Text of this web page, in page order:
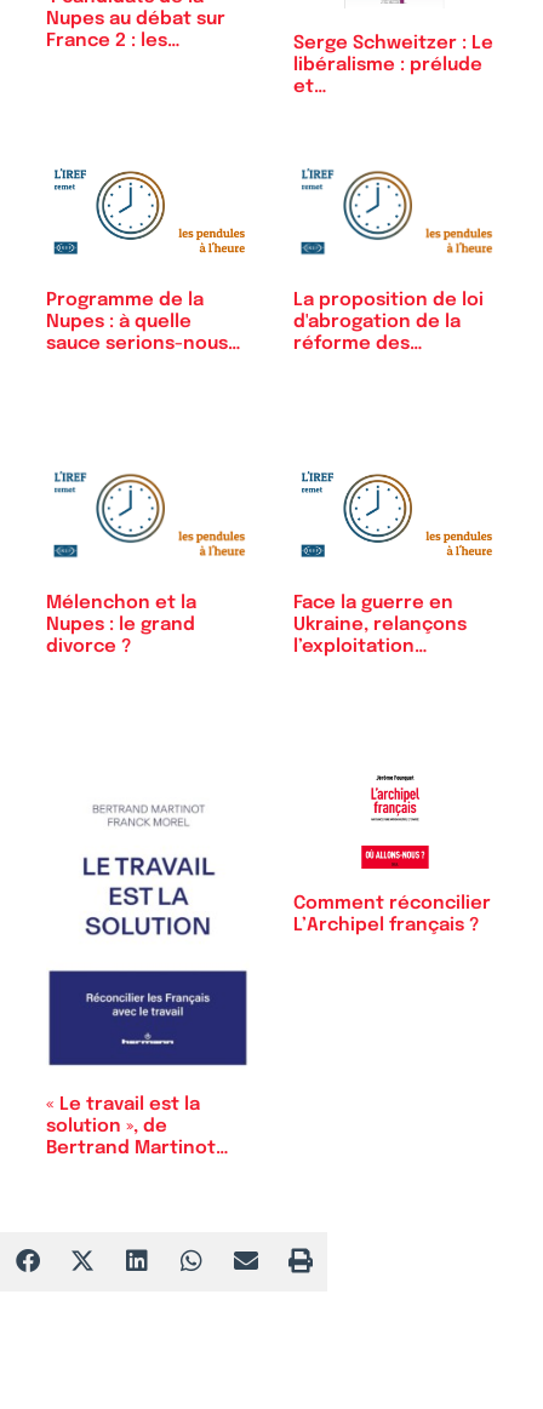
Nupes au débat sur
France 2 : les…
Serge Schweitzer : Le
libéralisme : prélude
et…
Programme de la
Nupes : à quelle
sauce serions-nous
La proposition de loi
d'abrogation de la
réforme des…
Mélenchon et la
Nupes : le grand
divorce ?
Face la guerre en
Ukraine, relançons
l’exploitation…
« Le travail est la
solution », de
Bertrand Martinot…
Comment réconcilier
L’Archipel français ?